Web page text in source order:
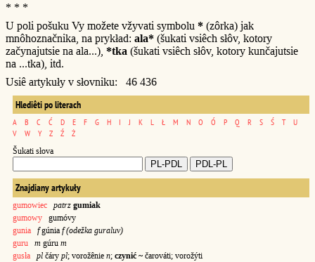
* * *
U poli pošuku Vy možete vžyvati symbolu * (zôrka) jak
mnôhoznačnika, na prykład: ala* (šukati vsiêch słôv, kotory
začynajutsie na ala...), *tka (šukati vsiêch słôv, kotory kunčajutsie
na ...tka), itd.
Usiê artykuły v słovniku: 46 436
Hlediêti po literach
A B C Ć D E F G H I J K L Ł M N O Ó P Q R S Ś T
U
V
W Y Z Ź Ż
Šukati słova
Znajdiany artykuły
gumowiec patrz gumiak
gumowy gumóvy
gunia
fgúnia f (odežka guraluv)
guru
m gúru m
gusła
pl čáry pl; vorožênie n; czynić ~ čarováti; vorožýti